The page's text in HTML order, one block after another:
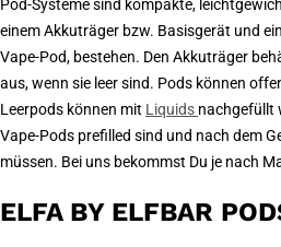
Pod-Systeme sind kompakte,
einem Akkuträger bzw. Basisgerät und
Vape-Pod, bestehen. Den Akkuträger
aus, wenn sie leer sind. Pods können
Leerpods können mit Liquids nachgefüllt
Vape-Pods prefilled sind und nach dem
müssen. Bei uns bekommst Du je nach
ELFA BY ELFBAR